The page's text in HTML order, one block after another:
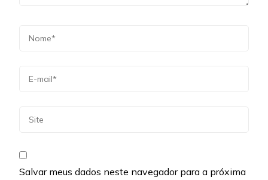
Salvar meus dados neste navegador para a próxima